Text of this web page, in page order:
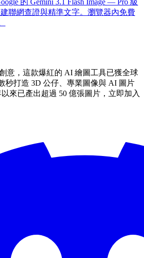
聯網查證與精準文字。瀏覽器內免費
意，這款爆紅的 AI 繪圖工具已獲全球
秒打造 3D 公仔、專業圖像與 AI 圖片
來已產出超過 50 億張圖片，立即加入